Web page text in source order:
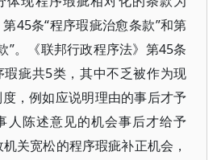
第45条“程序瑕疵治愈条款”和第
”。《联邦行政程序法》第45条
疵共5类，其中不乏被作为现
，例如应说明理由的事后才予
人陈述意见的机会事后才给予
关宽松的程序瑕疵补正机会，